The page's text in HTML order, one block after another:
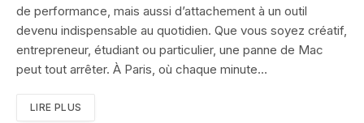
de performance, mais aussi d’attachement à un outil
devenu indispensable au quotidien. Que vous soyez créatif,
entrepreneur, étudiant ou particulier, une panne de Mac
peut tout arrêter. À Paris, où chaque minute…
LIRE PLUS